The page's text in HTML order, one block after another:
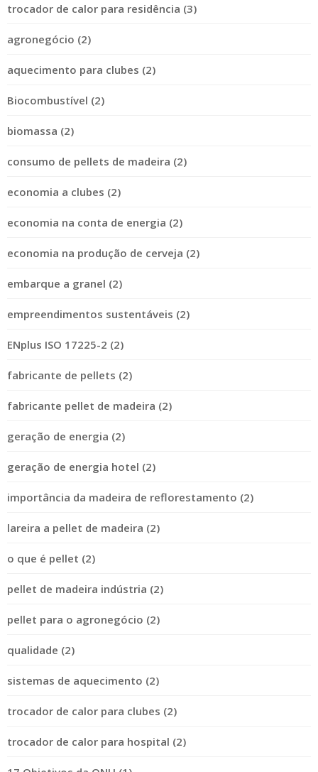
trocador de calor para residência (3)
agronegócio (2)
aquecimento para clubes (2)
Biocombustível (2)
biomassa (2)
consumo de pellets de madeira (2)
economia a clubes (2)
economia na conta de energia (2)
economia na produção de cerveja (2)
embarque a granel (2)
empreendimentos sustentáveis (2)
ENplus ISO 17225-2 (2)
fabricante de pellets (2)
fabricante pellet de madeira (2)
geração de energia (2)
geração de energia hotel (2)
importância da madeira de reflorestamento (2)
lareira a pellet de madeira (2)
o que é pellet (2)
pellet de madeira indústria (2)
pellet para o agronegócio (2)
qualidade (2)
sistemas de aquecimento (2)
trocador de calor para clubes (2)
trocador de calor para hospital (2)